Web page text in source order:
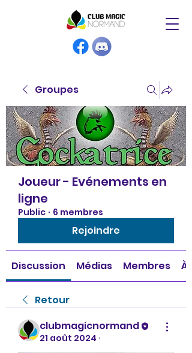
Groupes
Joueur - Evénements en
ligne
Public · 6 membres
Rejoindre
Discussion Médias Membres À
Retour
clubmagicnormand
21 août 2024 ·